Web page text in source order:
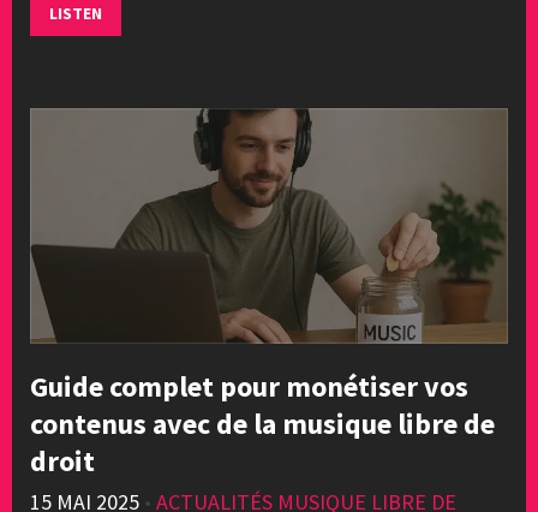
LISTEN
Guide complet pour monétiser vos
contenus avec de la musique libre de
droit
15 MAI 2025 • ACTUALITÉS MUSIQUE LIBRE DE